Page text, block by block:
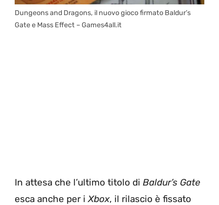
Dungeons and Dragons, il nuovo gioco firmato Baldur’s
Gate e Mass Effect – Games4all.it
In attesa che l’ultimo titolo di Baldur’s Gate
esca anche per iXbox, il rilascio è fissato